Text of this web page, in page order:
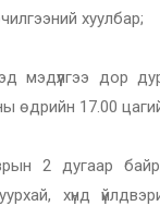
хуулбар;
мэдүүлгээ дор
17.00 цагийн
2 дугаар
хүнд